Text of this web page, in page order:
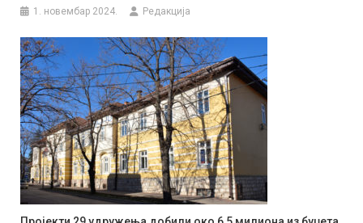
1. новембар 2024. Редакција